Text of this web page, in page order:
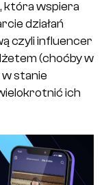
która wspiera
działań
czyli influencer
(choćby w
stanie
ich